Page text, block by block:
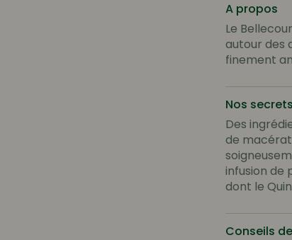
A propos
Le
autour des
finement
Nos
Des
de
infusion de
dont le
Conseils